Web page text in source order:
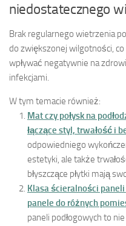
niedostatecznego
Brak regularnego wietrzenia
do zwiększonej wilgotności,
wpływać negatywnie na
infekcjami.
W tym temacie również:
Mat czy połysk na
łączące styl, trwałość i
odpowiedniego
estetyki, ale także
błyszczące płytki mają
Klasa ścieralności
panele do różnych
paneli podłogowych to